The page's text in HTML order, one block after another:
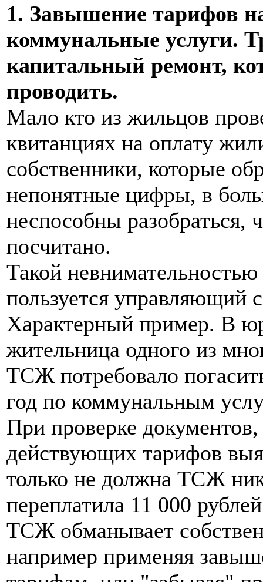
1. Завышение тарифов
коммунальные услуги.
капитальный ремонт,
проводить.
Мало кто из жильцов
квитанциях на оплату
собственники, которые
непонятные цифры, в
неспособны разобраться,
посчитано.
Такой
пользуется управляющий
Характерный пример. В
жительница одного из
ТСЖ потребовало
год по коммунальным
При проверке
действующих тарифов
только не должна ТСЖ
переплатила 11 000
ТСЖ обманывает
например применяя